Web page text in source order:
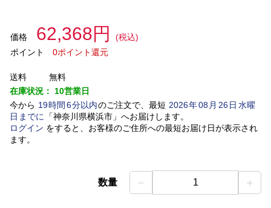
価格 62,368円
(税込)
ポイント
0ポイント還元
送料
無料
在庫状況： 10営業日
今から 19時間 6分以内のご注文で、最短 2026年08 月 26日水曜
日 までに 「神奈川県横浜市」 へお届けします。
ログイン をすると、お客様のご住所への最短お届け日が表示され
ます。
数量 － 1 ＋